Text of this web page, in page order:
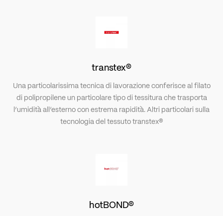
transtex®
Una particolarissima tecnica di lavorazione conferisce al filato
di polipropilene un particolare tipo di tessitura che trasporta
l’umidità all’esterno con estrema rapidità. Altri particolari sulla
tecnologia del tessutotranstex®
hotBOND®